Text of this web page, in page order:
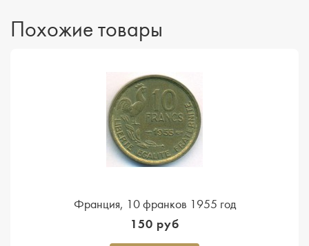
Похожие товары
Франция, 10 франков 1955 год
150 руб